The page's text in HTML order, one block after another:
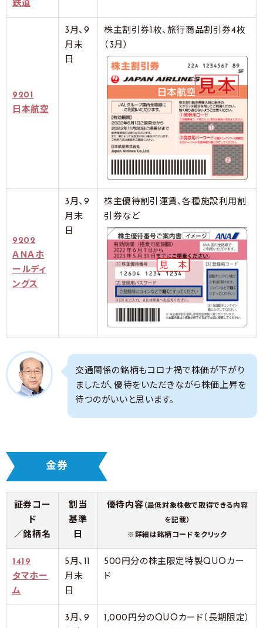
鉄道
9201
日本航空
3月、9
月末
日
株主割引券1枚、旅行商品割引券4枚
（3月）
9202
ＡＮＡホ
ールディ
ングス
3月、9
月末
日
株主優待割引運賃、各種施設利用割
引券など
交通関係の銘柄もコロナ禍で株価が下がり
ましたが、優待をいただきながら株価上昇を
待つのがいいと思います。
金券
証券コー
ド
／銘柄名
割当
基準
日
優待内容 （最低対象株数で取得できる内容
を記載）
※詳細は銘柄コードをクリック
1419
タマホー
ム
5月、11
月末
日
500円分の株主限定特製QUOカー
ド
3月、9
1,000円分のQUOカード（長期限定）